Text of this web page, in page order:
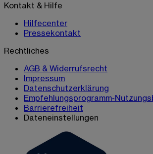
Kontakt & Hilfe
Hilfecenter
Pressekontakt
Rechtliches
AGB & Widerrufsrecht
Impressum
Datenschutzerklärung
Empfehlungsprogramm-
Barrierefreiheit
Dateneinstellungen